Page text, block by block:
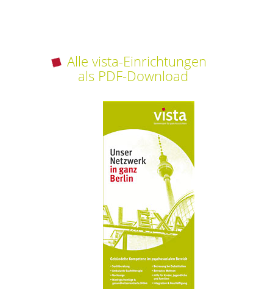
Alle vista-Einrichtungen
als PDF-Download